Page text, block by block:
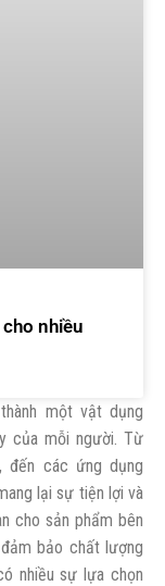
nhiều
một vật dụng
của mỗi người. Từ
đến các ứng dụng
lại sự tiện lợi và
cho sản phẩm bên
bảo chất lượng
nhiều sự lựa chọn